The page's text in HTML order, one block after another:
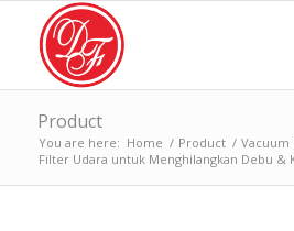
Product
You are here: Home / Product / Vacuum
Filter Udara untuk Menghilangkan Debu &